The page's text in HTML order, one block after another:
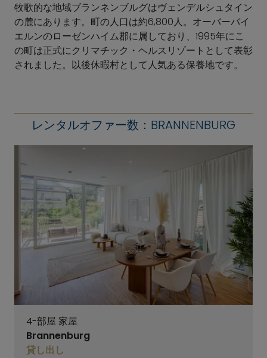
牧歌的な地域ブランネンブルグはヴェンデルシュタイン
の麓にあります。町の人口は約6,800人。オーバーバイ
エルンのローゼンハイム郡に属しており、1995年にこ
の町は正式にクリマチック・ヘルスリゾートとして表彰
されました。以後休暇村として人気ある保養地です。
レンタルオファー数：BRANNENBURG
4-部屋 家屋
Brannenburg
貸し出し